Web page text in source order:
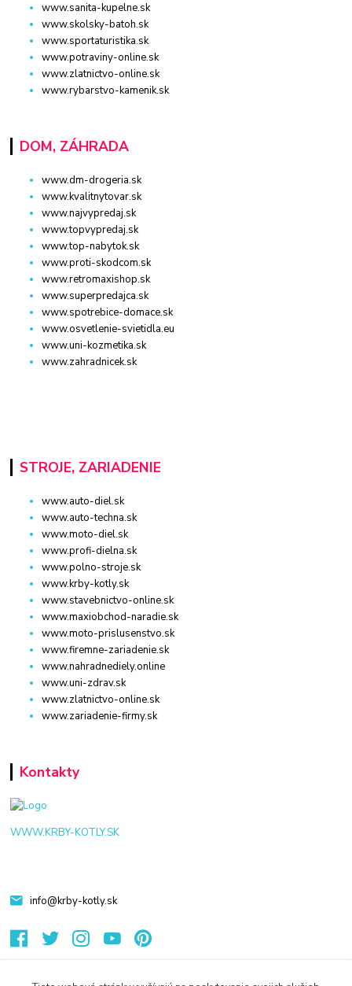
www.sanita-kupelne.sk
www.skolsky-batoh.sk
www.sportaturistika.sk
www.potraviny-online.sk
www.zlatnictvo-online.sk
www.rybarstvo-kamenik.sk
DOM, ZÁHRADA
www.dm-drogeria.sk
www.kvalitnytovar.sk
www.najvypredaj.sk
www.topvypredaj.sk
www.top-nabytok.sk
www.proti-skodcom.sk
www.retromaxishop.sk
www.superpredajca.sk
www.spotrebice-domace.sk
www.osvetlenie-svietidla.eu
www.uni-kozmetika.sk
www.zahradnicek.sk
STROJE, ZARIADENIE
www.auto-diel.sk
www.auto-techna.sk
www.moto-diel.sk
www.profi-dielna.sk
www.polno-stroje.sk
www.krby-kotly.sk
www.stavebnictvo-online.sk
www.maxiobchod-naradie.sk
www.moto-prislusenstvo.sk
www.firemne-zariadenie.sk
www.nahradnediely.online
www.uni-zdrav.sk
www.zlatnictvo-online.sk
www.zariadenie-firmy.sk
Kontakty
WWW.KRBY-KOTLY.SK
info@krby-kotly.sk